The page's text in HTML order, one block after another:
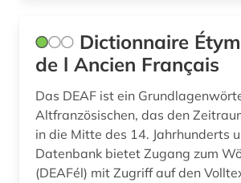
mittelfranzösisch (1)
mundart (1)
musik (1)
märchen (1)
nationalbibliografie (2)
Dictionnaire
de l Ancien Français
Das DEAF ist ein
Altfranzösischen, das den
in die Mitte des 14. Jahrhunderts
Datenbank bietet Zugang zum Wörterbuch
(DEAFél) mit Zugriff auf den